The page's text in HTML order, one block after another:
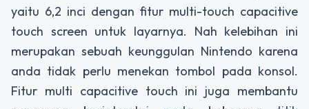
yaitu 6,2 inci dengan fitur multi-touch capacitive
touch screen untuk layarnya. Nah kelebihan ini
merupakan sebuah keunggulan Nintendo karena
anda tidak perlu menekan tombol pada konsol.
Fitur multi capacitive touch ini juga membantu